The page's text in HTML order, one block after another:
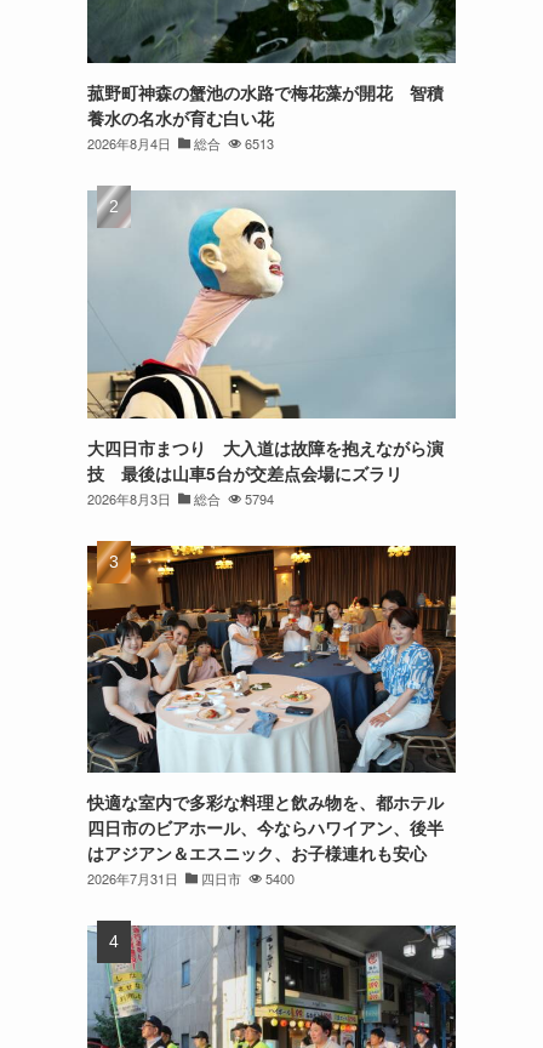
菰野町神森の蟹池の水路で梅花藻が開花 智積
養水の名水が育む白い花
2026年8月4日 総合 6513
大四日市まつり 大入道は故障を抱えながら演
技 最後は山車5台が交差点会場にズラリ
2026年8月3日 総合 5794
快適な室内で多彩な料理と飲み物を、都ホテル
四日市のビアホール、今ならハワイアン、後半
はアジアン＆エスニック、お子様連れも安心
2026年7月31日 四日市 5400